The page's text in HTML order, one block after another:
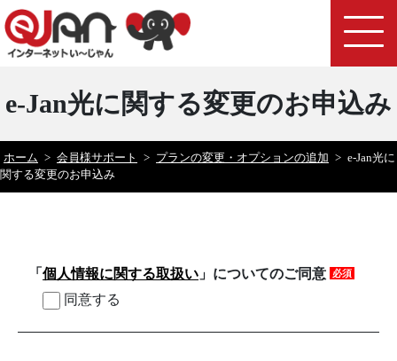
e-Jan光に関する変更のお申込み
ホーム > 会員様サポート > プランの変更・オプションの追加 > e-Jan光に
関する変更のお申込み
「 個人情報に関する取扱い 」についてのご同意 必須
同意する